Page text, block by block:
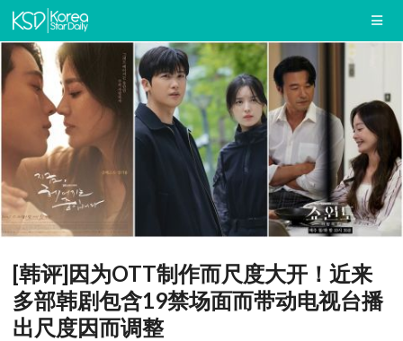
[韩评]因为OTT制作而尺度大开！近来
多部韩剧包含19禁场面而带动电视台播
出尺度因而调整